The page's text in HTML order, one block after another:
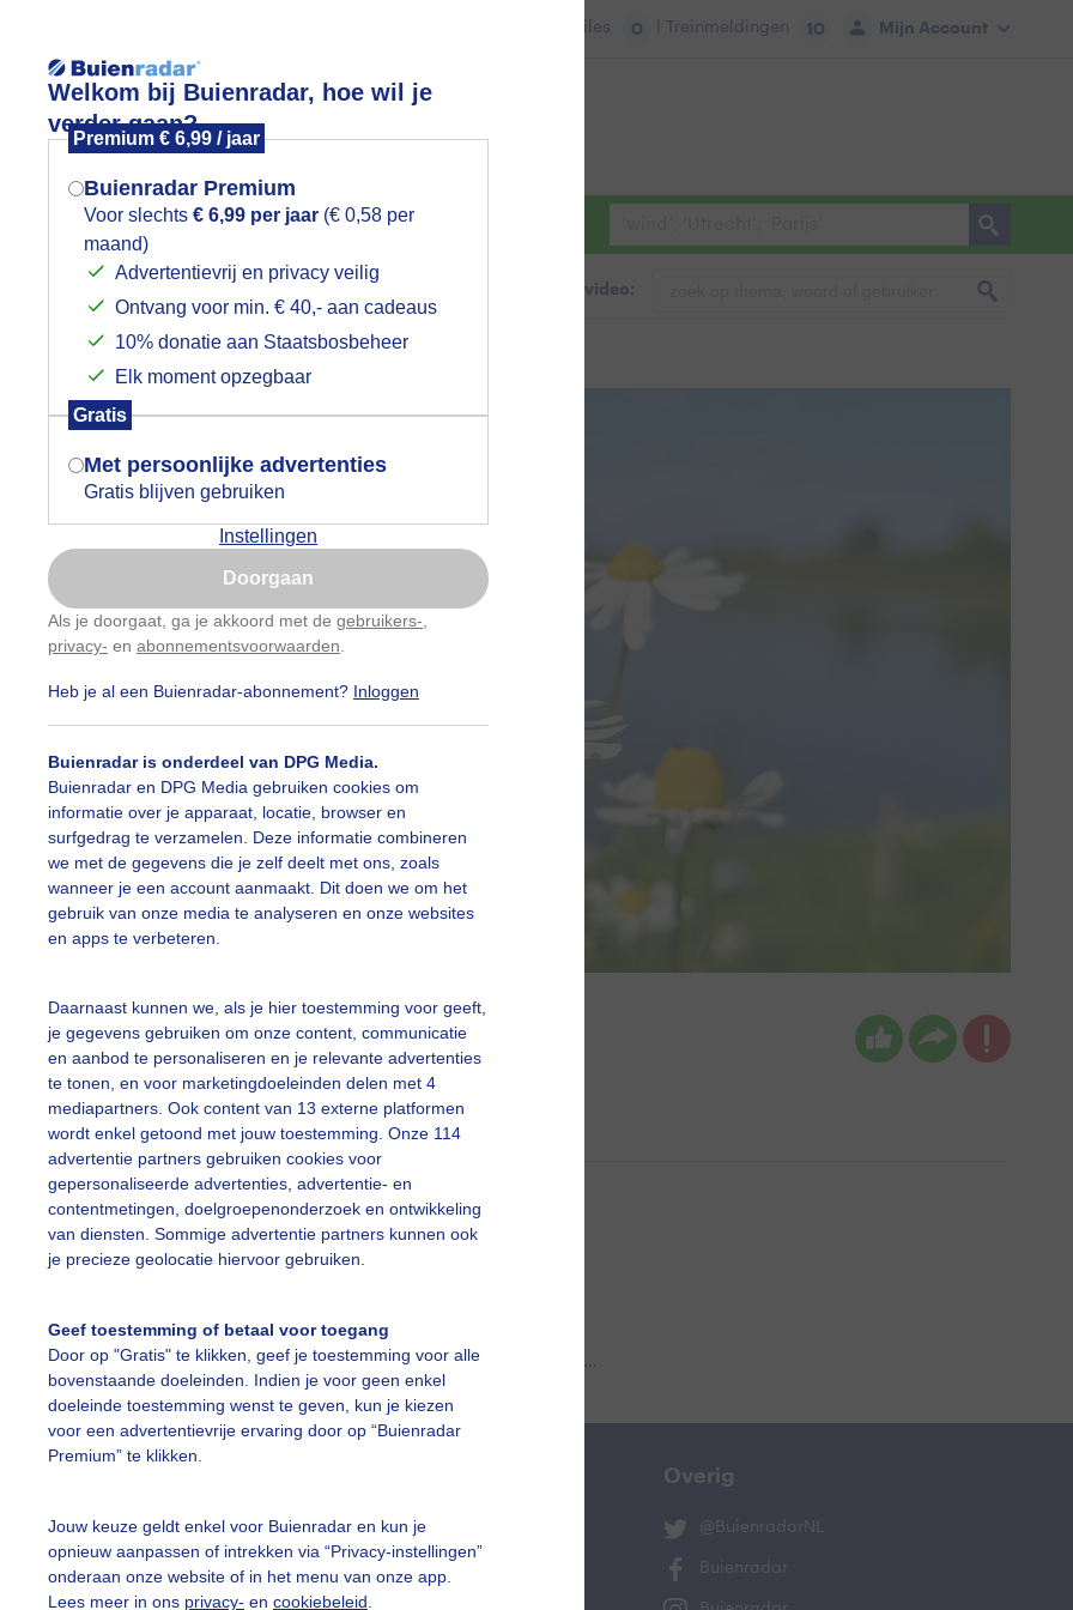
Welkom bij Buienradar, hoe wil je
verder gaan?
Premium € 6,99 / jaar
Buienradar Premium
Voor slechts € 6,99 per jaar (€ 0,58 per
maand)
Advertentievrij en privacy veilig
Ontvang voor min. € 40,- aan cadeaus
10% donatie aan Staatsbosbeheer
Elk moment opzegbaar
Gratis
Met persoonlijke advertenties
Gratis blijven gebruiken
Instellingen
Doorgaan
Als je doorgaat, ga je akkoord met de gebruikers-
privacy- en abonnementsvoorwaarden
Heb je al een Buienradar-abonnement? Inloggen
Buienradar is onderdeel van DPG Media.
Buienradar en DPG Media gebruiken cookies om
informatie over je apparaat, locatie, browser en
surfgedrag te verzamelen. Deze informatie combineren
we met de gegevens die je zelf deelt met ons, zoals
wanneer je een account aanmaakt. Dit doen we om het
gebruik van onze media te analyseren en onze websites
en apps te verbeteren.
Daarnaast kunnen we, als je hier toestemming voor geeft,
je gegevens gebruiken om onze content, communicatie
en aanbod te personaliseren en je relevante advertenties
te tonen, en voor marketingdoeleinden delen met 4
mediapartners. Ook content van 13 externe platformen
wordt enkel getoond met jouw toestemming. Onze 114
advertentie partners gebruiken cookies voor
gepersonaliseerde advertenties, advertentie- en
contentmetingen, doelgroepenonderzoek en ontwikkeling
van diensten. Sommige advertentie partners kunnen ook
je precieze geolocatie hiervoor gebruiken.
Geef toestemming of betaal voor toegang
Door op "Gratis" te klikken, geef je toestemming voor alle
bovenstaande doeleinden. Indien je voor geen enkel
doeleinde toestemming wenst te geven, kun je kiezen
voor een advertentievrije ervaring door op “Buienradar
Premium” te klikken.
Jouw keuze geldt enkel voor Buienradar en kun je
opnieuw aanpassen of intrekken via “Privacy-instellingen”
onderaan onze website of in het menu van onze app.
Lees meer in ons privacy- en cookiebeleid
Mijn Account
Files 0 | Treinmeldingen 10
Foto en video Weerzine
Zoeken in foto & video:
langs het water
Erna Kool Gemaakt: 15-06-2026, 61x bekeken
Zon
slideshow
Een moment geduld aub...
vragen
De Bilt
Overig
@BuienradarNL
Buienradar
Mogen we je locatie gebruiken voor
het weer?
Indien je hier nog geen akkoord op hebt
gegeven, verschijnt er zo een pop-up uit
je browser waarin deze toestemming
gevraagd wordt.
Is goed, toon de popup
Nu niet, misschien later
Gebruik je Safari en wil je niet elke dag deze pop-up
Klikhierom dit aan te passen